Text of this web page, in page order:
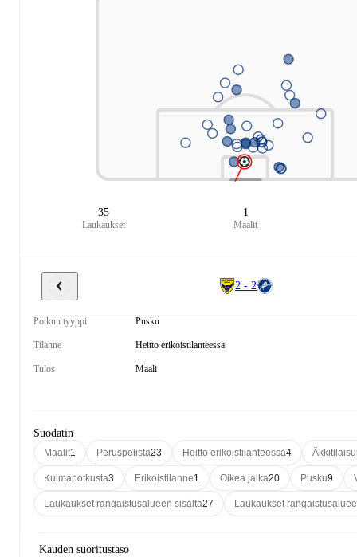
35
Laukaukset
1
Maalit
2 - 2
Potkun tyyppi Pusku
Tilanne Heitto erikoistilanteessa
Tulos Maali
Suodatin
Maalit1 Peruspelistä23 Heitto erikoistilanteessa4
Kulmapotkusta3 Erikoistilanne1 Oikea jalka20 Pusku9
Laukaukset rangaistusalueen sisältä27 Laukaukset
Kauden suoritustaso